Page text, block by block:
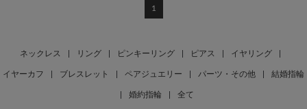
1
ネックレス リング ピンキーリング ピアス イヤリング
イヤーカフ ブレスレット ペアジュエリー パーツ・その他 結婚指輪
婚約指輪 全て